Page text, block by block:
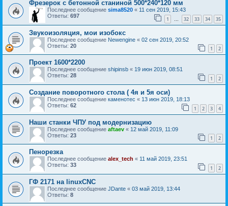
Фрезерок с бетонной станиной 500*240*120 мм
Последнее сообщение sima8520 « 11 сен 2019, 15:43
Ответы: 697 1 … 32 33 34 35
Звукоизоляция, мои изобокс
Последнее сообщение Newengine « 02 сен 2019, 20:52
Ответы: 20 1 2
Проект 1600*2200
Последнее сообщение shipinsb « 19 июн 2019, 08:51
Ответы: 28 1 2
Создание поворотного стола ( 4я и 5я оси)
Последнее сообщение каменотес « 13 июн 2019, 18:13
Ответы: 62 1 2 3 4
Наши станки ЧПУ под модернизацию
Последнее сообщение aftaev « 12 май 2019, 11:09
Ответы: 23 1 2
Пенорезка
Последнее сообщение alex_tech « 11 май 2019, 23:51
Ответы: 33 1 2
ГФ 2171 на linuxCNC
Последнее сообщение JDante « 03 май 2019, 13:44
Ответы: 8